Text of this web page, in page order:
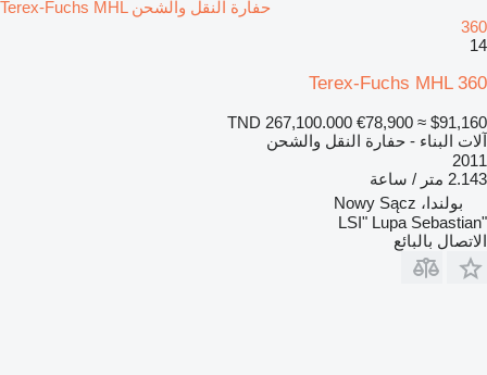
حفارة النقل والشحن Terex-Fuchs MHL
360
14
Terex-Fuchs MHL 360
TND 267,100.000 €78,900 ≈ $91,160
آلات البناء - حفارة النقل والشحن
2011
2.143 متر / ساعة
بولندا، Nowy Sącz
"LSI" Lupa Sebastian
الاتصال بالبائع